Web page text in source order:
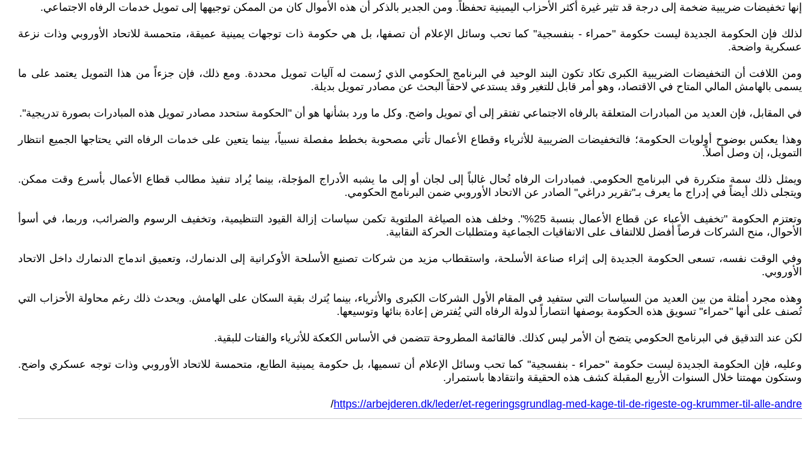
إنها تخفيضات ضريبية ضخمة إلى درجة قد تثير غيرة أكثر الأحزاب اليمينية تحفظاً. ومن الجدير بالذكر أن هذه الأموال كان من الممكن توجيهها إلى تمويل خدمات الرفاه الاجتماعي.
لذلك فإن الحكومة الجديدة ليست حكومة "حمراء - بنفسجية" كما تحب وسائل الإعلام أن تصفها، بل هي حكومة ذات توجهات يمينية عميقة، متحمسة للاتحاد الأوروبي وذات نزعة
عسكرية واضحة.
ومن اللافت أن التخفيضات الضريبية الكبرى تكاد تكون البند الوحيد في البرنامج الحكومي الذي رُسمت له آليات تمويل محددة. ومع ذلك، فإن جزءاً من هذا التمويل يعتمد على ما
يسمى بالهامش المالي المتاح في الاقتصاد، وهو أمر قابل للتغير وقد يستدعي لاحقاً البحث عن مصادر تمويل بديلة.
في المقابل، فإن العديد من المبادرات المتعلقة بالرفاه الاجتماعي تفتقر إلى أي تمويل واضح. وكل ما ورد بشأنها هو أن "الحكومة ستحدد مصادر تمويل هذه المبادرات بصورة تدريجية".
وهذا يعكس بوضوح أولويات الحكومة؛ فالتخفيضات الضريبية للأثرياء وقطاع الأعمال تأتي مصحوبة بخطط مفصلة نسبياً، بينما يتعين على خدمات الرفاه التي يحتاجها الجميع انتظار
التمويل، إن وصل أصلاً.
ويمثل ذلك سمة متكررة في البرنامج الحكومي. فمبادرات الرفاه تُحال غالباً إلى لجان أو إلى ما يشبه الأدراج المؤجلة، بينما يُراد تنفيذ مطالب قطاع الأعمال بأسرع وقت ممكن.
ويتجلى ذلك أيضاً في إدراج ما يعرف بـ"تقرير دراغي" الصادر عن الاتحاد الأوروبي ضمن البرنامج الحكومي.
وتعتزم الحكومة "تخفيف الأعباء عن قطاع الأعمال بنسبة 25%". وخلف هذه الصياغة الملتوية تكمن سياسات إزالة القيود التنظيمية، وتخفيف الرسوم والضرائب، وربما، في أسوأ
الأحوال، منح الشركات فرصاً أفضل للالتفاف على الاتفاقيات الجماعية ومتطلبات الحركة النقابية.
وفي الوقت نفسه، تسعى الحكومة الجديدة إلى إثراء صناعة الأسلحة، واستقطاب مزيد من شركات تصنيع الأسلحة الأوكرانية إلى الدنمارك، وتعميق اندماج الدنمارك داخل الاتحاد
الأوروبي.
وهذه مجرد أمثلة من بين العديد من السياسات التي ستفيد في المقام الأول الشركات الكبرى والأثرياء، بينما يُترك بقية السكان على الهامش. ويحدث ذلك رغم محاولة الأحزاب التي
تُصنف على أنها "حمراء" تسويق هذه الحكومة بوصفها انتصاراً لدولة الرفاه التي يُفترض إعادة بنائها وتوسيعها.
لكن عند التدقيق في البرنامج الحكومي يتضح أن الأمر ليس كذلك. فالقائمة المطروحة تتضمن في الأساس الكعكة للأثرياء والفتات للبقية.
وعليه، فإن الحكومة الجديدة ليست حكومة "حمراء - بنفسجية" كما تحب وسائل الإعلام أن تسميها، بل حكومة يمينية الطابع، متحمسة للاتحاد الأوروبي وذات توجه عسكري واضح.
وستكون مهمتنا خلال السنوات الأربع المقبلة كشف هذه الحقيقة وانتقادها باستمرار.
https://arbejderen.dk/leder/et-regeringsgrundlag-med-kage-til-de-rigeste-og-krummer-til-alle-andre
/